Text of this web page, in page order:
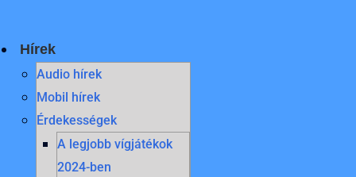
content
Hírek
Audio hírek
Mobil hírek
Érdekességek
A legjobb vígjátékok
2024-ben